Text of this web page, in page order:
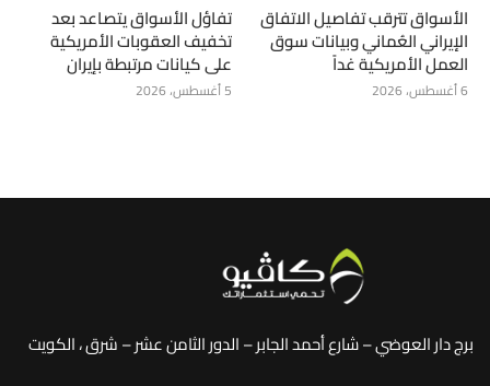
الأسواق تترقب تفاصيل الاتفاق
الإيراني العُماني وبيانات سوق
العمل الأمريكية غداً
6 أغسطس، 2026
تفاؤل الأسواق يتصاعد بعد
تخفيف العقوبات الأمريكية
على كيانات مرتبطة بإيران
5 أغسطس، 2026
برج دار العوضي – شارع أحمد الجابر – الدور الثامن عشر – شرق ، الكويت